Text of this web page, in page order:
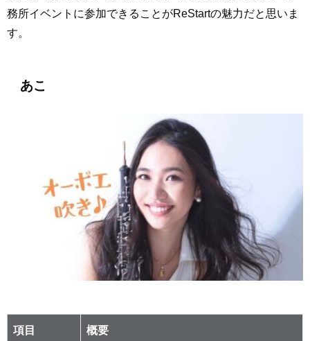
務所イベントに参加できることがReStartの魅力だと思いま
す。
あこ
項目 概要